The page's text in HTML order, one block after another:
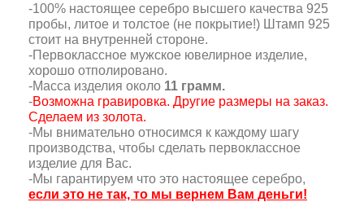
-100% настоящее серебро высшего качества 925
пробы, литое и толстое (не покрытие!) Штамп 925
стоит на внутренней стороне.
-Первоклассное мужское ювелирное изделие,
хорошо отполировано.
-Масса изделия около 11 грамм.
-Возможна гравировка. Другие размеры на заказ.
Сделаем из золота.
-Мы внимательно относимся к каждому шагу
производства, чтобы сделать первоклассное
изделие для Вас.
-Мы гарантируем что это настоящее серебро,
если это не так, то мы вернем Вам деньги!